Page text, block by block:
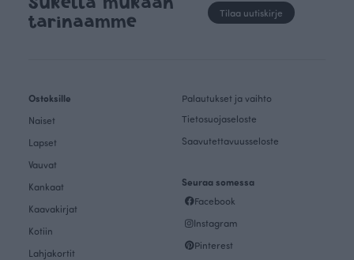
tarinaamme
Tilaa uutiskirje
Ostoksille
Naiset
Lapset
Vauvat
Kankaat
Kaavakirjat
Kotiin
Lahjakortit
Palautukset ja vaihto
Tietosuojaseloste
Saavutettavuusseloste
Seuraa somessa
Facebook
Instagram
Pinterest